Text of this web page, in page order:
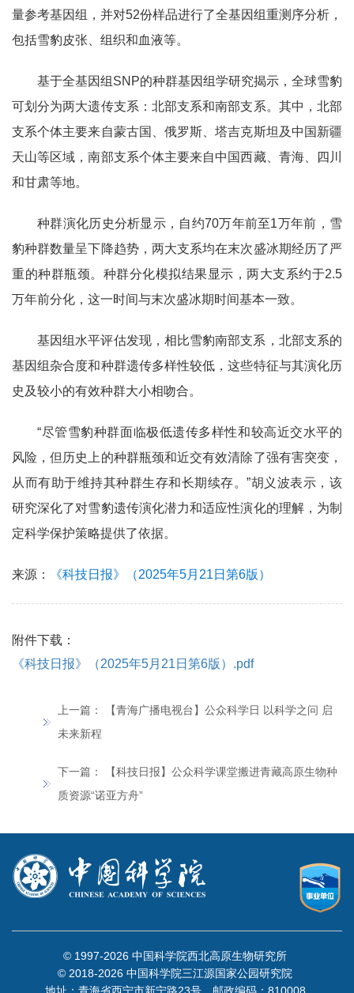
量参考基因组，并对52份样品进行了全基因组重测序分析，
包括雪豹皮张、组织和血液等。
基于全基因组SNP的种群基因组学研究揭示，全球雪豹
可划分为两大遗传支系：北部支系和南部支系。其中，北部
支系个体主要来自蒙古国、俄罗斯、塔吉克斯坦及中国新疆
天山等区域，南部支系个体主要来自中国西藏、青海、四川
和甘肃等地。
种群演化历史分析显示，自约70万年前至1万年前，雪
豹种群数量呈下降趋势，两大支系均在末次盛冰期经历了严
重的种群瓶颈。种群分化模拟结果显示，两大支系约于2.5
万年前分化，这一时间与末次盛冰期时间基本一致。
基因组水平评估发现，相比雪豹南部支系，北部支系的
基因组杂合度和种群遗传多样性较低，这些特征与其演化历
史及较小的有效种群大小相吻合。
“尽管雪豹种群面临极低遗传多样性和较高近交水平的
风险，但历史上的种群瓶颈和近交有效清除了强有害突变，
从而有助于维持其种群生存和长期续存。”胡义波表示，该
研究深化了对雪豹遗传演化潜力和适应性演化的理解，为制
定科学保护策略提供了依据。
来源： 《科技日报》（2025年5月21日第6版）
附件下载：
《科技日报》（2025年5月21日第6版）.pdf
上一篇：
【青海广播电视台】公众科学日 以科学之问 启
未来新程
下一篇：
【科技日报】公众科学课堂搬进青藏高原生物种
质资源“诺亚方舟”
© 1997-2026 中国科学院西北高原生物研究所
© 2018-2026 中国科学院三江源国家公园研究院